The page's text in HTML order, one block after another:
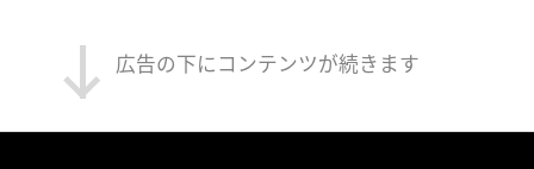
広告の下にコンテンツが続きます